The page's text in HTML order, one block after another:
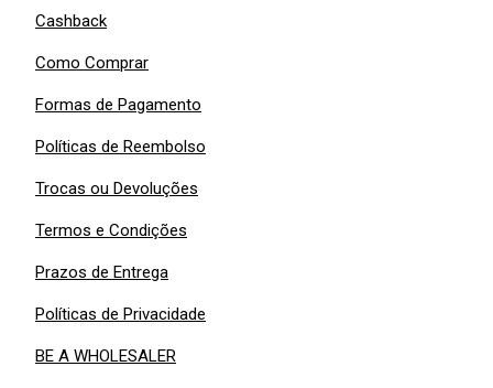
Cashback
Como Comprar
Formas de Pagamento
Políticas de Reembolso
Trocas ou Devoluções
Termos e Condições
Prazos de Entrega
Políticas de Privacidade
BE A WHOLESALER